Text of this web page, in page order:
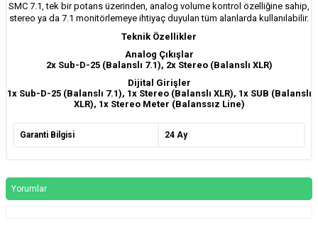
SMC 7.1, tek bir potans üzerinden, analog volume kontrol özelliğine sahip,
stereo ya da 7.1 monitörlemeye ihtiyaç duyulan tüm alanlarda kullanılabilir.
Teknik Özellikler
Analog Çıkışlar
2x Sub-D-25 (Balanslı 7.1), 2x Stereo (Balanslı XLR)
Dijital Girişler
1x Sub-D-25 (Balanslı 7.1), 1x Stereo (Balanslı XLR), 1x SUB (Balanslı
XLR), 1x Stereo Meter (Balanssız Line)
Garanti Bilgisi 24 Ay
Yorumlar